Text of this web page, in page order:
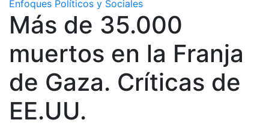
Enfoques Políticos y Sociales
Más de 35.000
muertos en la Franja
de Gaza. Críticas de
EE.UU.